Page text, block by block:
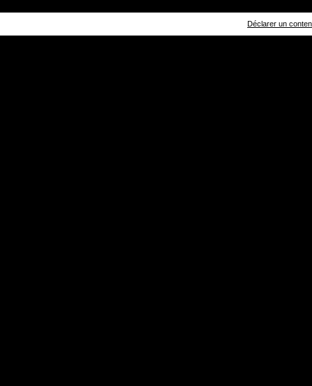
Déclarer un